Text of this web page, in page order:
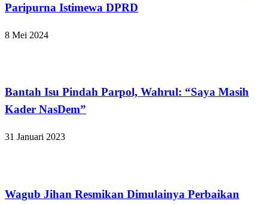
Paripurna Istimewa DPRD
8 Mei 2024
Bantah Isu Pindah Parpol, Wahrul: “Saya Masih
Kader NasDem”
31 Januari 2023
Wagub Jihan Resmikan Dimulainya Perbaikan